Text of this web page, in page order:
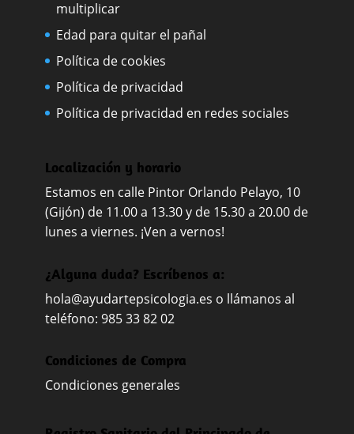
multiplicar
Edad para quitar el pañal
Política de cookies
Política de privacidad
Política de privacidad en redes sociales
Localización y horario
Estamos en calle Pintor Orlando Pelayo, 10
(Gijón) de 11.00 a 13.30 y de 15.30 a 20.00 de
lunes a viernes. ¡Ven a vernos!
¿Alguna duda? Escríbenos a:
hola@ayudartepsicologia.es o llámanos al
teléfono: 985 33 82 02
Condiciones de Compra
Condiciones generales